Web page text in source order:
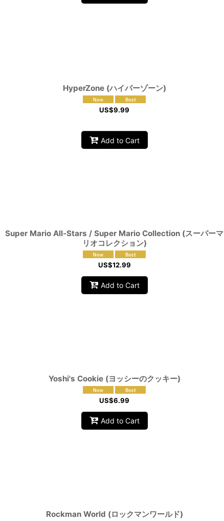
HyperZone (ハイパーゾーン)
US$9.99
Add to Cart
Super Mario All-Stars / Super Mario Collection (スーパーマ
リオコレクション)
US$12.99
Add to Cart
Yoshi's Cookie (ヨッシーのクッキー)
US$6.99
Add to Cart
Rockman World (ロックマンワールド)